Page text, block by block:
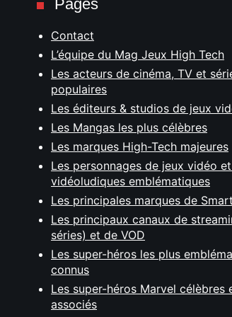
Pages
Contact
L’équipe du Mag Jeux High Tech
Les acteurs de cinéma, TV et
populaires
Les éditeurs & studios de jeux
Les Mangas les plus célèbres
Les marques High-Tech majeures
Les personnages de jeux vidéo
vidéoludiques emblématiques
Les principales marques de
Les principaux canaux de
séries) et de VOD
Les super-héros les plus
connus
Les super-héros Marvel célèbres
associés